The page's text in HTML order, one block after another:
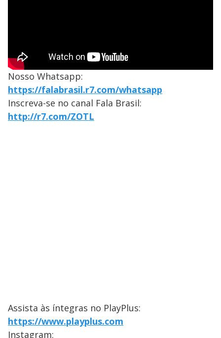
Nosso Whatsapp:
https://falabrasil.r7.com/whatsapp
Inscreva-se no canal Fala Brasil:
http://r7.com/ZOTL
Assista às íntegras no PlayPlus:
https://www.playplus.com
Instagram: